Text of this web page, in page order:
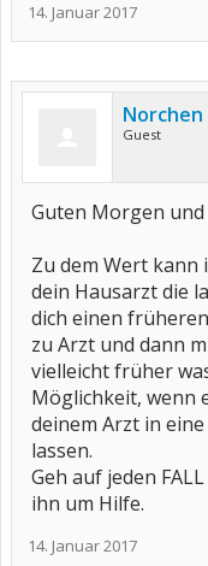
14. Januar 2017
Norchen
Guest
Guten Morgen und
Zu dem Wert kann
dein Hausarzt die
dich einen
zu Arzt und dann
vielleicht früher
Möglichkeit, wenn
deinem Arzt in
lassen.
Geh auf jeden
ihn um Hilfe.
14. Januar 2017